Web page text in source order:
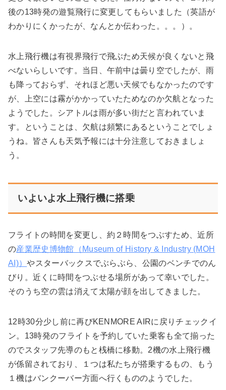
後の13時発の遊覧飛行に変更してもらいました（英語が
わかりにくかったが、なんとか伝わった。。。）。
水上飛行機は有視界飛行で飛ぶため天候が良くないと飛
べないらしいです。当日、午前中は曇り空でしたが、雨
も降っておらず、それほど悪い天候でもなかったのです
が、上空には霧がかかっていたためなのか欠航となった
ようでした。シアトルは雨が多い街だと言われていま
す。ということは、欠航は頻繁にあるということでしょ
うね。皆さんも天気予報には十分注意しておきましょ
う。
いよいよ水上飛行機に搭乗
フライトの時間を変更し、約２時間をつぶすため、近所
の産業歴史博物館（Museum of History & Industry (MOH
AI)）やスターバックスでぶらぶら、公園のベンチでのん
びり。近くに時間をつぶせる場所があって幸いでした。
そのうち空の雲は消えて太陽が顔を出してきました。
12時30分少し前に再びKENMORE AIRに戻りチェックイ
ン。13時発のフライトを予約していた乗客も全て揃った
のでスタッフ先導のもと桟橋に移動。2機の水上飛行機
が係留されており、１つは私たちが搭乗するもの、もう
１機はバンクーバー方面へ行くもののようでした。